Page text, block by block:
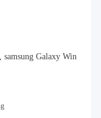
samsung Galaxy Win